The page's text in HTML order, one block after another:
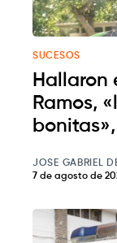
SUCESOS
Hallaron
Ramos,
JOSE GABRIEL
7 de agosto de